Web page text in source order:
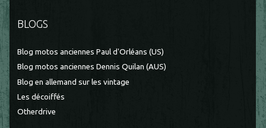
BLOGS
Blog motos anciennes Paul d'Orléans (US)
Blog motos anciennes Dennis Quilan (AUS)
Blog en allemand sur les vintage
Les décoiffés
Otherdrive